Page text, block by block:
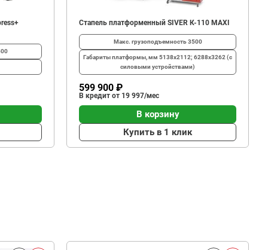
Стапель платформенный SIVER К-110 MAXI
Макс. грузоподъемность3500
Габариты платформы, мм 5138х2112; 6288х3262 (с
силовыми устройствами)
599 900 ₽
В кредит от 19 997/мес
В корзину
Купить в 1 клик